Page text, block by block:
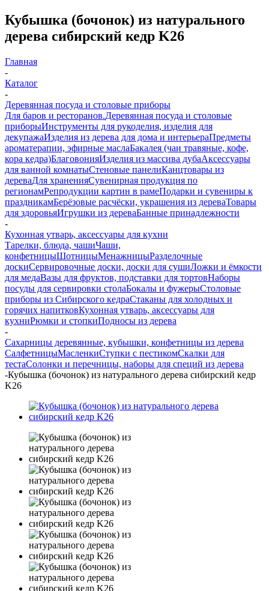
Кубышка (бочонок) из натурального
дерева сибирский кедр K26
Главная
-
Каталог
-
Деревянная посуда и столовые приборы
Для баров и ресторанов.Деревянная посуда и столовые
приборыИнструменты для рукоделия, изделия для
декупажаИзделия из дерева для дома и интерьераПредметы
ароматерапии, эфирные маслаБакалея (чаи травяные, кофе,
кора кедра)БлаговонияИзделия из массива дубаАксессуары
для ванной комнатыСтеновые панелиКанцтовары из
дереваДля храненияСувенирная продукция по
регионамРепродукции картин в рамеПодарки и сувениры к
праздникамБерёзовые расчёски, украшения из дереваТовары
для здоровьяИгрушки из дереваБанные принадлежности
-
Кухонная утварь, аксессуары для кухни
Тарелки, блюда, чашиЧаши,
конфетницыШотницыМенажницыРазделочные
доскиСервировочные доски, доски для сушиЛожки и ёмкости
для медаВазы для фруктов, подставки для тортовНаборы
посуды для сервировки столаБокалы и фужерыСтоловые
приборы из Сибирского кедраСтаканы для холодных и
горячих напитковКухонная утварь, аксессуары для
кухниРюмки и стопкиПодносы из дерева
-
Сахарницы деревянные, кубышки, конфетницы из дерева
СалфетницыМасленкиСтупки c пестикомСкалки для
тестаСолонки и перечницы, наборы для специй из дерева
-Кубышка (бочонок) из натурального дерева сибирский кедр
K26